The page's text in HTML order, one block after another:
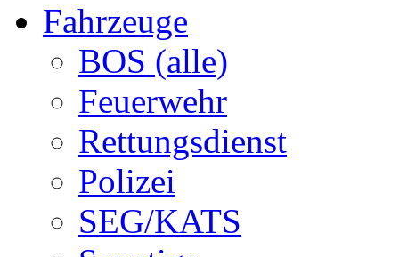
Fahrzeuge
BOS (alle)
Feuerwehr
Rettungsdienst
Polizei
SEG/KATS